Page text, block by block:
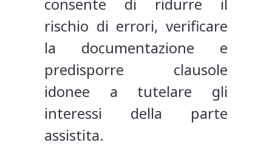
rischio di errori, verificare
la documentazione e
predisporre clausole
idonee a tutelare gli
interessi della parte
assistita.